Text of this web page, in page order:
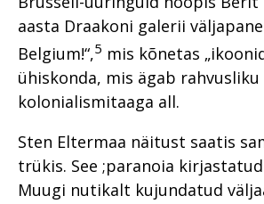
aasta Draakoni galerii
Belgium!“,5 mis kõnetas
ühiskonda, mis ägab
kolonialismitaaga all.
Sten Eltermaa näitust saatis
trükis. See ;paranoia
Muugi nutikalt kujundatud